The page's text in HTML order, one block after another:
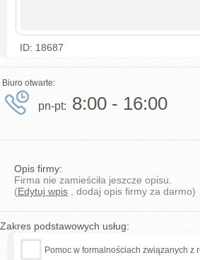
ID: 18687
Biuro otwarte:
pn-pt: 8:00 - 16:00
Opis firmy:
Firma nie zamieściła jeszcze opisu.
(Edytuj wpis , dodaj opis firmy za darmo)
Zakres podstawowych usług:
Pomoc w formalnościach związanych z